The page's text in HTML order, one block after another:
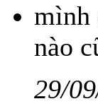
mình
nào
29/